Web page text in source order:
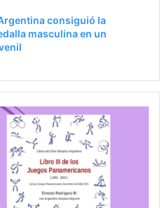
consiguió la
masculina en un